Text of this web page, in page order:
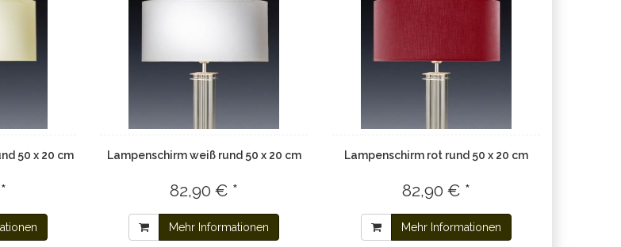
50 x 20 cm Lampenschirm weiß rund 50 x 20 cm
82,90 € *
Mehr Informationen
Lampenschirm rot rund 50 x 20 cm
82,90 € *
Mehr Informationen